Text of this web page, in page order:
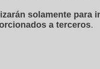
solamente para
a terceros.